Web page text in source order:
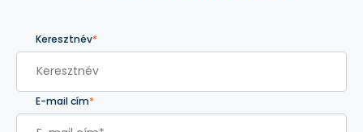
Keresztnév*
E-mail cím*